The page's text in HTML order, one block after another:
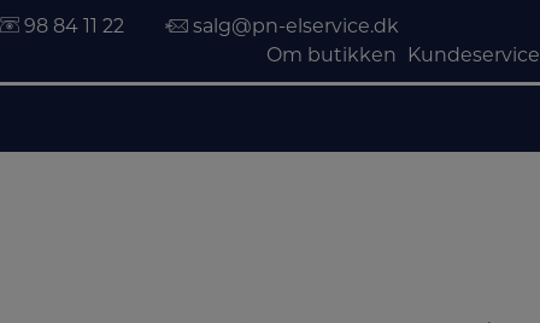
98 84 11 22
salg@pn-elservice.dk
Om butikken
Kundeservice